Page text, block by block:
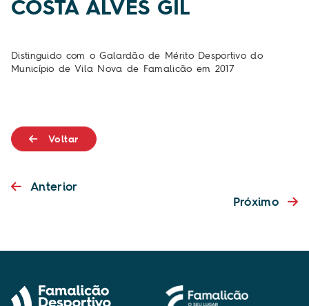
COSTA ALVES GIL
Distinguido com o Galardão de Mérito Desportivo do
Município de Vila Nova de Famalicão em 2017
Voltar
Anterior
Próximo